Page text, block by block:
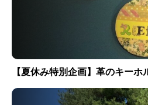
【夏休み特別企画】革のキー